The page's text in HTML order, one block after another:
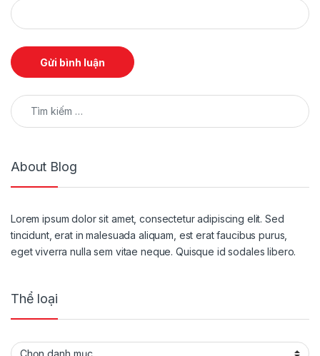
Tìm kiếm cho:
About Blog
Lorem ipsum dolor sit amet, consectetur adipiscing elit. Sed
tincidunt, erat in malesuada aliquam, est erat faucibus purus,
eget viverra nulla sem vitae neque. Quisque id sodales libero.
Thể loại
Thể loại